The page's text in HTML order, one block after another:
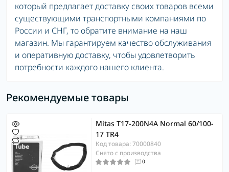
который предлагает доставку своих товаров всеми
существующими транспортными компаниями по
России и СНГ, то обратите внимание на наш
магазин. Мы гарантируем качество обслуживания
и оперативную доставку, чтобы удовлетворить
потребности каждого нашего клиента.
Рекомендуемые товары
Mitas T17-200N4A Normal 60/100-
17 TR4
Код товара: 70000840
Снято с производства
0